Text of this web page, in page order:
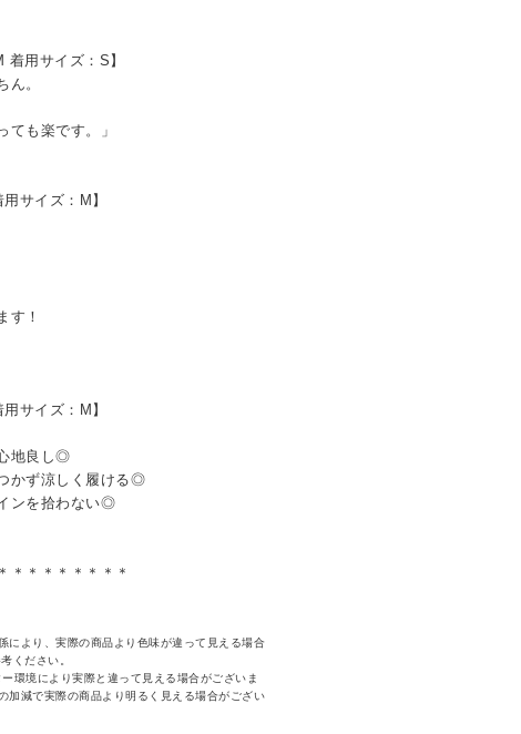
着用サイズ：S】
ん。
も楽です。」
サイズ：M】
す！
サイズ：M】
地良し◎
かず涼しく履ける◎
ンを拾わない◎
＊＊＊＊＊＊＊＊
より、実際の商品より色味が違って見える場合
ください。
環境により実際と違って見える場合がございま
加減で実際の商品より明るく見える場合がござい